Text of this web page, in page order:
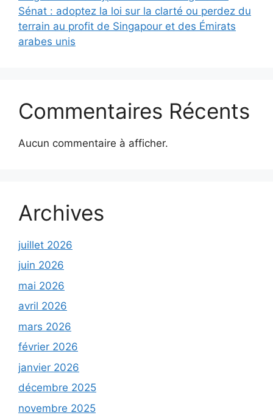
Sénat : adoptez la loi sur la clarté ou perdez du
terrain au profit de Singapour et des Émirats
arabes unis
Commentaires Récents
Aucun commentaire à afficher.
Archives
juillet 2026
juin 2026
mai 2026
avril 2026
mars 2026
février 2026
janvier 2026
décembre 2025
novembre 2025